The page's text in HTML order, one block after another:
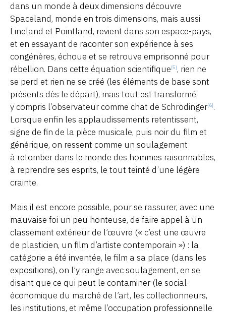
dans un monde à deux dimensions découvre
Spaceland, monde en trois dimensions, mais aussi
Lineland et Pointland, revient dans son espace-pays,
et en essayant de raconter son expérience à ses
congénères, échoue et se retrouve emprisonné pour
rébellion. Dans cette équation scientifique[5], rien ne
se perd et rien ne se créé (les éléments de base sont
présents dès le départ), mais tout est transformé,
y compris l’observateur comme chat de Schrödinger[6].
Lorsque enfin les applaudissements retentissent,
signe de fin de la pièce musicale, puis noir du film et
générique, on ressent comme un soulagement
à retomber dans le monde des hommes raisonnables,
à reprendre ses esprits, le tout teinté d’une légère
crainte.
Mais il est encore possible, pour se rassurer, avec une
mauvaise foi un peu honteuse, de faire appel à un
classement extérieur de l’œuvre (« c’est une œuvre
de plasticien, un film d’artiste contemporain ») : la
catégorie a été inventée, le film a sa place (dans les
expositions), on l’y range avec soulagement, en se
disant que ce qui peut le contaminer (le social-
économique du marché de l’art, les collectionneurs,
les institutions, et même l’occupation professionnelle